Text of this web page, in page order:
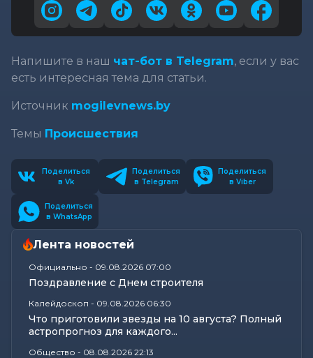
Напишите в наш чат-бот в Telegram, если у вас
есть интересная тема для статьи.
Источник mogilevnews.by
Темы Происшествия
Поделиться
в Vk
Поделиться
в Telegram
Поделиться
в Viber
Поделиться
в WhatsApp
Лента новостей
Официально - 09.08.2026 07:00
Поздравление с Днем строителя
Калейдоскоп - 09.08.2026 06:30
Что приготовили звезды на 10 августа? Полный
астропрогноз для каждого...
Общество - 08.08.2026 22:13